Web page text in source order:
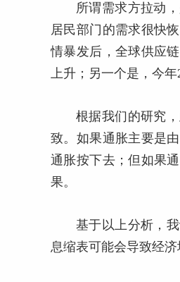
所谓需求方拉动
居民部门的需求很快
情暴发后，全球供应
上升；另一个是，今
根据我们的研究
致。如果通胀主要是
通胀按下去；但如果
果。
基于以上分析，
息缩表可能会导致经济